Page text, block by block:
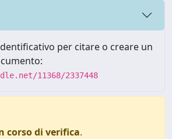
per citare o creare un
11368/2337448
corso di verifica.